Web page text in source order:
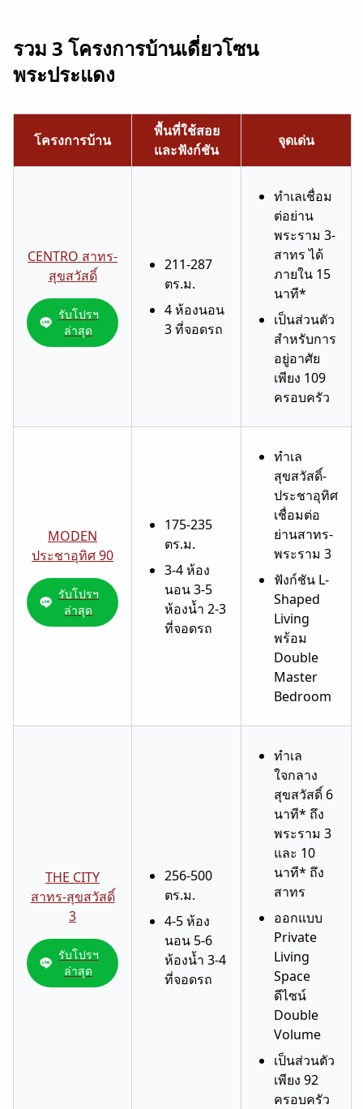
รวม 3 โครงการบ้านเดี่ยวโซน
พระประแดง
โครงการบ้าน
พื้นที่ใช้สอย
และฟังก์ชัน
จุดเด่น
CENTRO สาทร-
สุขสวัสดิ์
รับโปรฯ
ล่าสุด
211-287
ตร.ม.
4 ห้องนอน
3 ที่จอดรถ
ทำเลเชื่อม
ต่อย่าน
พระราม 3-
สาทร ได้
ภายใน 15
นาที*
เป็นส่วนตัว
สำหรับการ
อยู่อาศัย
เพียง 109
ครอบครัว
MODEN
ประชาอุทิศ 90
รับโปรฯ
ล่าสุด
175-235
ตร.ม.
3-4 ห้อง
นอน 3-5
ห้องน้ำ 2-3
ที่จอดรถ
ทำเล
สุขสวัสดิ์-
ประชาอุทิศ
เชื่อมต่อ
ย่านสาทร-
พระราม 3
ฟังก์ชัน L-
Shaped
Living
พร้อม
Double
Master
Bedroom
THE CITY
สาทร-สุขสวัสดิ์
3
รับโปรฯ
ล่าสุด
256-500
ตร.ม.
4-5 ห้อง
นอน 5-6
ห้องน้ำ 3-4
ที่จอดรถ
ทำเล
ใจกลาง
สุขสวัสดิ์ 6
นาที* ถึง
พระราม 3
และ 10
นาที* ถึง
สาทร
ออกแบบ
Private
Living
Space
ดีไซน์
Double
Volume
เป็นส่วนตัว
เพียง 92
ครอบครัว